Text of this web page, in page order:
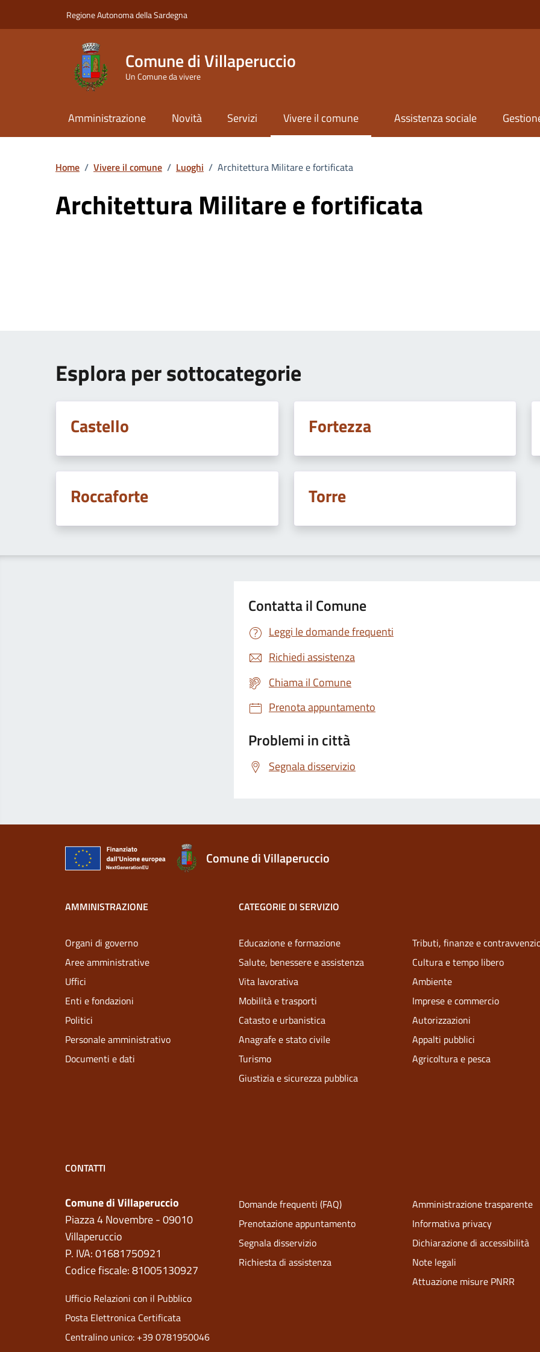
Regione Autonoma della Sardegna
Comune di Villaperuccio
Un Comune da vivere
Amministrazione Novità Servizi Vivere il comune Assistenza sociale
Home / Vivere il comune / Luoghi / Architettura Militare e fortificata
Architettura Militare e fortificata
Esplora per sottocategorie
Castello Fortezza
Roccaforte Torre
Contatta il Comune
Leggi le domande frequenti
Richiedi assistenza
Chiama il Comune
Prenota appuntamento
Problemi in città
Segnala disservizio
Comune di Villaperuccio
AMMINISTRAZIONE
Organi di governo
Aree amministrative
Uffici
Enti e fondazioni
Politici
Personale amministrativo
Documenti e dati
CATEGORIE DI SERVIZIO
Educazione e formazione
Salute, benessere e assistenza
Vita lavorativa
Mobilità e trasporti
Catasto e urbanistica
Anagrafe e stato civile
Turismo
Giustizia e sicurezza pubblica
Tributi, finanze e
Cultura e tempo libero
Ambiente
Imprese e commercio
Autorizzazioni
Appalti pubblici
Agricoltura e pesca
CONTATTI
Comune di Villaperuccio
Piazza 4 Novembre - 09010
Villaperuccio
P. IVA: 01681750921
Codice fiscale: 81005130927
Ufficio Relazioni con il Pubblico
Posta Elettronica Certificata
Centralino unico: +39 0781950046
Domande frequenti (FAQ)
Prenotazione appuntamento
Segnala disservizio
Richiesta di assistenza
Amministrazione trasparente
Informativa privacy
Dichiarazione di accessibilità
Note legali
Attuazione misure PNRR